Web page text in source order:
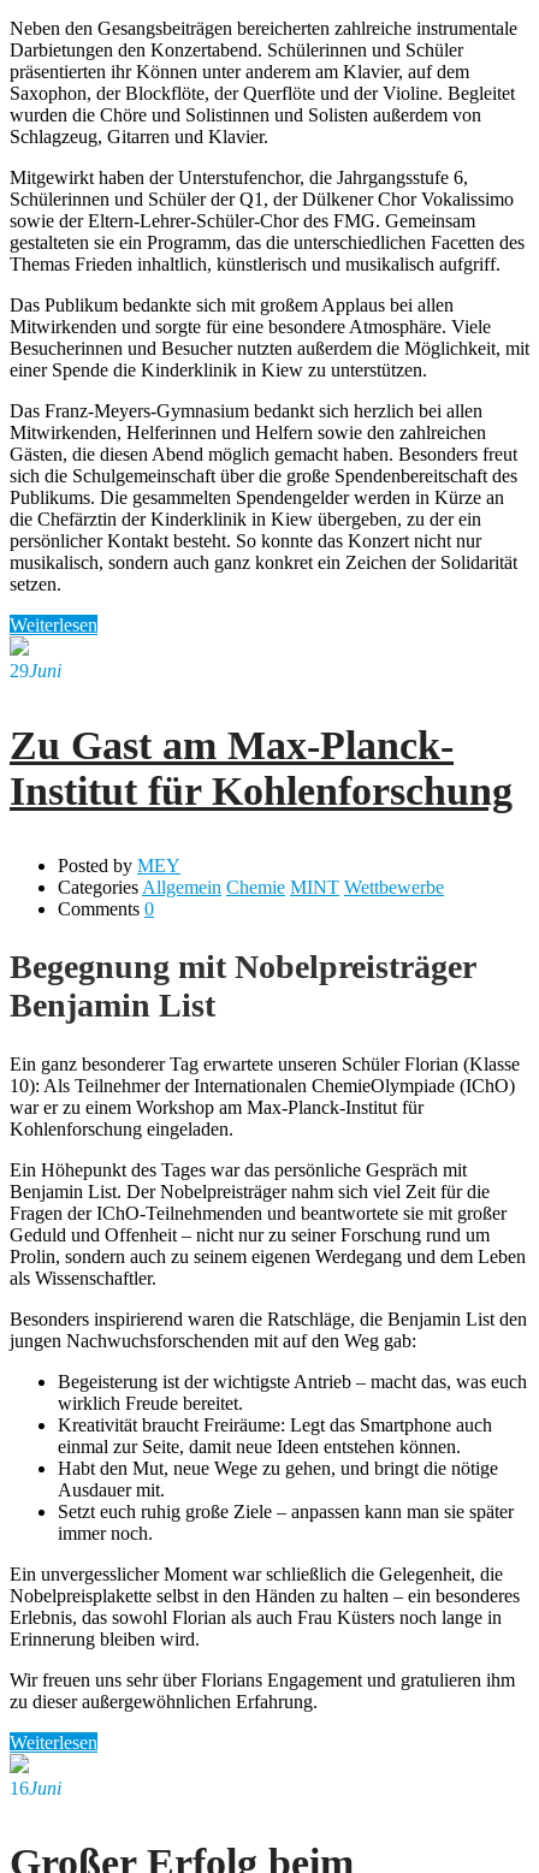
Neben den Gesangsbeiträgen bereicherten zahlreiche instrumentale
Darbietungen den Konzertabend. Schülerinnen und Schüler
präsentierten ihr Können unter anderem am Klavier, auf dem
Saxophon, der Blockflöte, der Querflöte und der Violine. Begleitet
wurden die Chöre und Solistinnen und Solisten außerdem von
Schlagzeug, Gitarren und Klavier.
Mitgewirkt haben der Unterstufenchor, die Jahrgangsstufe 6,
Schülerinnen und Schüler der Q1, der Dülkener Chor Vokalissimo
sowie der Eltern-Lehrer-Schüler-Chor des FMG. Gemeinsam
gestalteten sie ein Programm, das die unterschiedlichen Facetten des
Themas Frieden inhaltlich, künstlerisch und musikalisch aufgriff.
Das Publikum bedankte sich mit großem Applaus bei allen
Mitwirkenden und sorgte für eine besondere Atmosphäre. Viele
Besucherinnen und Besucher nutzten außerdem die Möglichkeit, mit
einer Spende die Kinderklinik in Kiew zu unterstützen.
Das Franz-Meyers-Gymnasium bedankt sich herzlich bei allen
Mitwirkenden, Helferinnen und Helfern sowie den zahlreichen
Gästen, die diesen Abend möglich gemacht haben. Besonders freut
sich die Schulgemeinschaft über die große Spendenbereitschaft des
Publikums. Die gesammelten Spendengelder werden in Kürze an
die Chefärztin der Kinderklinik in Kiew übergeben, zu der ein
persönlicher Kontakt besteht. So konnte das Konzert nicht nur
musikalisch, sondern auch ganz konkret ein Zeichen der Solidarität
setzen.
Weiterlesen
29Juni
Zu Gast am Max-Planck-
Institut für Kohlenforschung
Posted by MEY
Categories Allgemein Chemie MINT Wettbewerbe
Comments 0
Begegnung mit Nobelpreisträger
Benjamin List
Ein ganz besonderer Tag erwartete unseren Schüler Florian (Klasse
10): Als Teilnehmer der Internationalen ChemieOlympiade (IChO)
war er zu einem Workshop am Max-Planck-Institut für
Kohlenforschung eingeladen.
Ein Höhepunkt des Tages war das persönliche Gespräch mit
Benjamin List. Der Nobelpreisträger nahm sich viel Zeit für die
Fragen der IChO-Teilnehmenden und beantwortete sie mit großer
Geduld und Offenheit – nicht nur zu seiner Forschung rund um
Prolin, sondern auch zu seinem eigenen Werdegang und dem Leben
als Wissenschaftler.
Besonders inspirierend waren die Ratschläge, die Benjamin List den
jungen Nachwuchsforschenden mit auf den Weg gab:
Begeisterung ist der wichtigste Antrieb – macht das, was euch
wirklich Freude bereitet.
Kreativität braucht Freiräume: Legt das Smartphone auch
einmal zur Seite, damit neue Ideen entstehen können.
Habt den Mut, neue Wege zu gehen, und bringt die nötige
Ausdauer mit.
Setzt euch ruhig große Ziele – anpassen kann man sie später
immer noch.
Ein unvergesslicher Moment war schließlich die Gelegenheit, die
Nobelpreisplakette selbst in den Händen zu halten – ein besonderes
Erlebnis, das sowohl Florian als auch Frau Küsters noch lange in
Erinnerung bleiben wird.
Wir freuen uns sehr über Florians Engagement und gratulieren ihm
zu dieser außergewöhnlichen Erfahrung.
Weiterlesen
16Juni
Großer Erfolg beim